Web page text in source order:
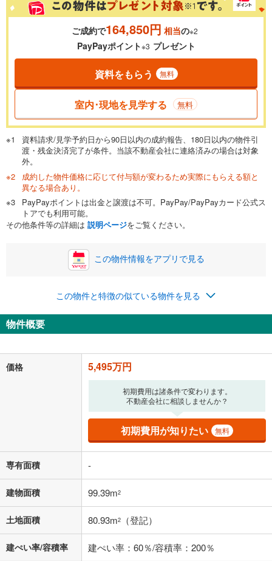
0.01%
一般的には最長35年まで借り入れ可能です。多くの金融機関
が完済時の年齢は80歳までを条件としています。
閉じる
頭金 万円
0万円 5,495万円
自己資金から住宅購入にかけられる金額を入力してくださ
い。一般的には物件価格の2割までが目安です。
閉じる
ボーナス
万円
0円
ナス時の増額分（1回分）を入力してください。
ボーナス払いの限度額は金融機関によって異なります。
閉じる
月々の返済額
上、ご自身での入力をお願いいたします。初期設定で自動入力されてい
る値は、実際の金融機関等における貸出金利とは何ら関係がなく、実際
の金融機関等における貸出金利を何ら保証するものではありません。返
済方法「元利均等返済」にて算出しております。入力された金利を35年
適用した場合の計算結果を表示しています。
その他月額費用や、初期費用がかかります。ご注意ください。実際にお
借り入れの際は各金融機関等に、必ずご自身でご確認をお願いいたしま
す。
条件によってお借り入れができないことがあります。
不動産会社に購入相談をする
閉じる
ご成約で164,850円 相当の※2
PayPayポイント※3 プレゼント
資料をもらう 無料
室内･現地を見学する 無料
資料請求/見学予約日から90日以内の成約報告、180日以内の物件引
渡・残金決済完了が条件。当該不動産会社に連絡済みの場合は対象
外。
成約した物件価格に応じて付与額が変わるため実際にもらえる額と
異なる場合あり。
PayPayポイントは出金と譲渡は不可。PayPay/PayPayカード公式ス
トアでも利用可能。
その他条件等の詳細は 説明ページをご覧ください。
この物件情報をアプリで見る
この物件と特徴の似ている物件を見る
物件概要
価格 5,495万円
初期費用は諸条件で変わります。
不動産会社に相談しませんか？
初期費用が知りたい 無料
専有面積 -
建物面積 99.39m2
土地面積 80.93m2 （登記）
建ぺい率/容積率 建ぺい率：60％/容積率：200％